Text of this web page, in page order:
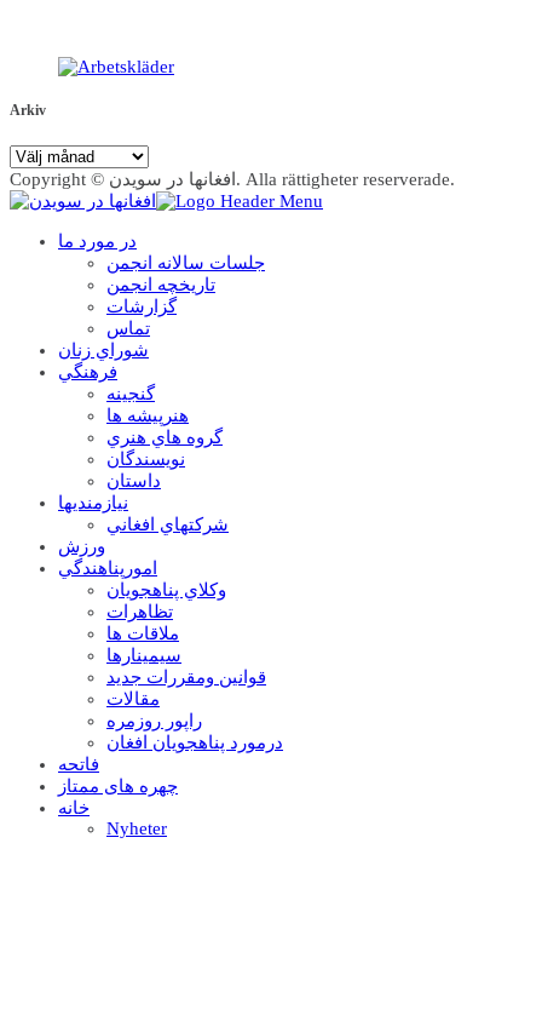
Arkiv
Arkiv
Copyright © افغانها در سویدن. Alla rättigheter reserverade.
در مورد ما
جلسات سالانه انجمن
تاریخچه انجمن
گزارشات
تماس
شوراي زنان
فرهنگي
گنجينه
هنرپيشه ها
گروه هاي هنري
نويسندگان
داستان
نيازمنديها
شرکتهاي افغاني
ورزش
امورپناهندگي
وکلاي پناهجويان
تظاهرات
ملاقات ها
سيمينارها
قوانين ومقررات جديد
مقالات
راپور روزمره
درمورد پناهجويان افغان
فاتحه
چهره های ممتاز
خانه
Nyheter